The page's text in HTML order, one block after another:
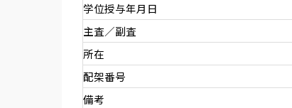
学位授与年月日
主査／副査
所在
配架番号
備考